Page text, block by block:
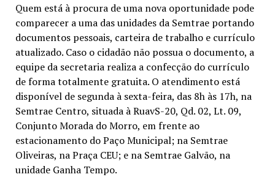
Quem está à procura de uma nova oportunidade pode
comparecer a uma das unidades da Semtrae portando
documentos pessoais, carteira de trabalho e currículo
atualizado. Caso o cidadão não possua o documento, a
equipe da secretaria realiza a confecção do currículo
de forma totalmente gratuita. O atendimento está
disponível de segunda à sexta-feira, das 8h às 17h, na
Semtrae Centro, situada à RuavS-20, Qd. 02, Lt. 09,
Conjunto Morada do Morro, em frente ao
estacionamento do Paço Municipal; na Semtrae
Oliveiras, na Praça CEU; e na Semtrae Galvão, na
unidade Ganha Tempo.